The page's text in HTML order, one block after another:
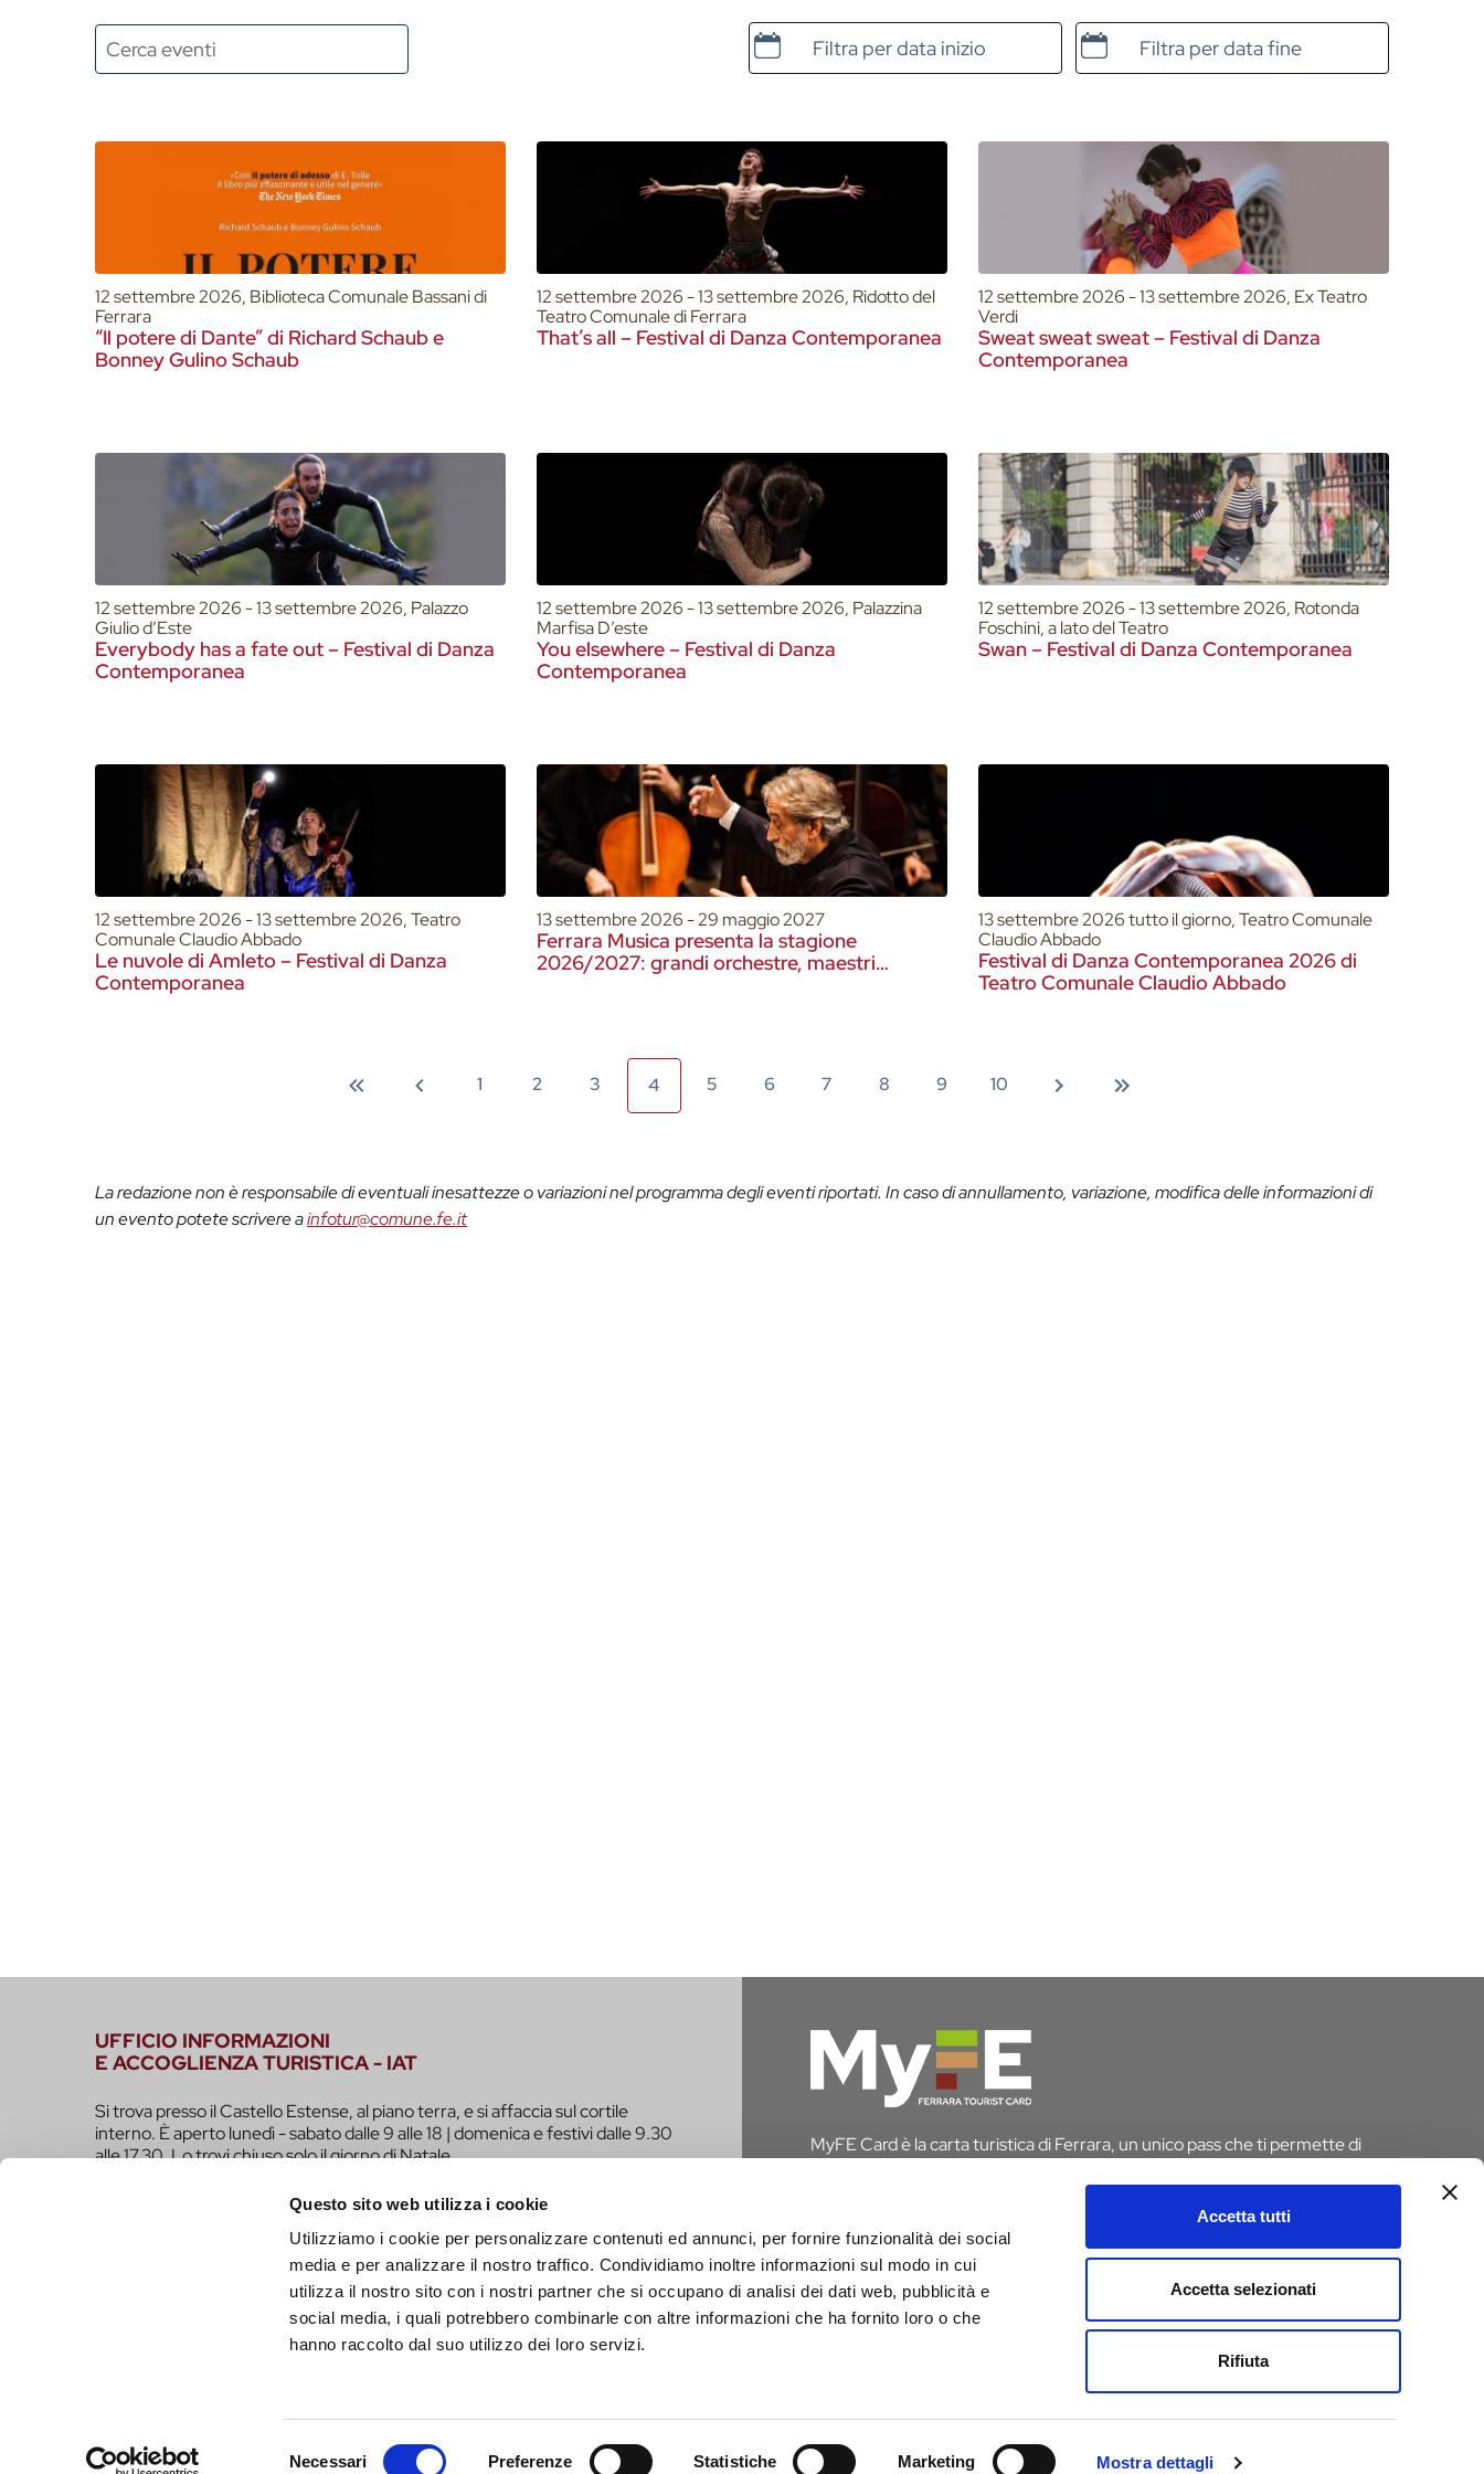
Questo sito web utilizza i cookie
Utilizziamo i cookie per personalizzare contenuti ed annunci, per fornire funzionalità dei social
media e per analizzare il nostro traffico. Condividiamo inoltre informazioni sul modo in cui
utilizza il nostro sito con i nostri partner che si occupano di analisi dei dati web, pubblicità e
social media, i quali potrebbero combinarle con altre informazioni che ha fornito loro o che
hanno raccolto dal suo utilizzo dei loro servizi.
Necessari Preferenze Statistiche Marketing Mostra dettagli
Accetta tutti
Accetta selezionati
Rifiuta
Data e ora di inizio Data e ora di fine
12 settembre 2026, Biblioteca Comunale Bassani di
Ferrara
“Il potere di Dante” di Richard Schaub e
Bonney Gulino Schaub
12 settembre 2026 - 13 settembre 2026, Ridotto del
Teatro Comunale di Ferrara
That’s all – Festival di Danza Contemporanea
12 settembre 2026 - 13 settembre 2026, Ex Teatro
Verdi
Sweat sweat sweat – Festival di Danza
Contemporanea
12 settembre 2026 - 13 settembre 2026, Palazzo
Giulio d’Este
Everybody has a fate out – Festival di Danza
Contemporanea
12 settembre 2026 - 13 settembre 2026, Palazzina
Marfisa D’este
You elsewhere – Festival di Danza
Contemporanea
12 settembre 2026 - 13 settembre 2026, Rotonda
Foschini, a lato del Teatro
Swan – Festival di Danza Contemporanea
12 settembre 2026 - 13 settembre 2026, Teatro
Comunale Claudio Abbado
Le nuvole di Amleto – Festival di Danza
Contemporanea
13 settembre 2026 - 29 maggio 2027
Ferrara Musica presenta la stagione
2026/2027: grandi orchestre, maestri
13 settembre 2026 tutto il giorno, Teatro Comunale
Claudio Abbado
Festival di Danza Contemporanea 2026 di
Teatro Comunale Claudio Abbado
1 2 3 4 5 6 7 8 9 10
La redazione non è responsabile di eventuali inesattezze o variazioni nel programma degli eventi riportati. In caso di annullamento, variazione, modifica delle informazioni di
un evento potete scrivere ainfotur@comune.fe.it
UFFICIO INFORMAZIONI
E ACCOGLIENZA TURISTICA - IAT
Si trova presso il Castello Estense, al piano terra, e si affaccia sul cortile
interno. È aperto lunedì - sabato dalle 9 alle 18 | domenica e festivi dalle 9.30
alle 17.30. Lo trovi chiuso solo il giorno di Natale.
infotur@comune.fe.it 0532-419190
SEI UN OPERATORE TURISTICO E VUOI ESSERE CONTATTATO PER
FARE PARTE DEL PROGETTO INFERRARA?
MyFE Card è la carta turistica di Ferrara, un unico pass che ti permette di
hai diritto all’esenzione dall’imposta di soggiorno
SCOPRI MYFE CARD